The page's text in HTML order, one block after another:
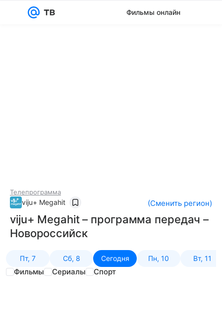
Фильмы онлайн
Телепрограмма
viju+ Megahit (Сменить регион)
viju+ Megahit – программа передач –
Новороссийск
Пт, 7 Сб, 8 Сегодня Пн, 10 Вт, 11
Фильмы Сериалы Спорт